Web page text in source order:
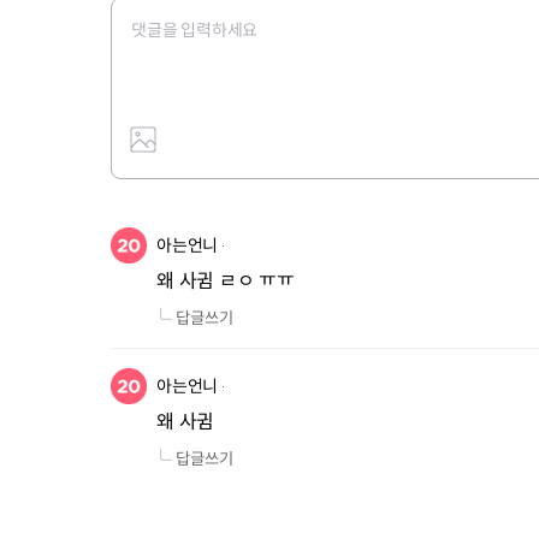
아는언니
왜 사귐 ㄹㅇ ㅠㅠ
답글쓰기
아는언니
왜 사귐
답글쓰기